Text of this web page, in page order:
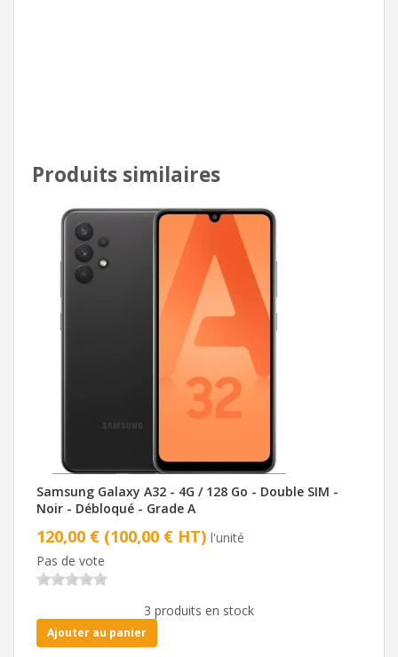
Produits similaires
Samsung Galaxy A32 - 4G / 128 Go - Double SIM -
Noir - Débloqué - Grade A
120,00 € (100,00 € HT) l'unité
Pas de vote
3 produits en stock
Ajouter au panier